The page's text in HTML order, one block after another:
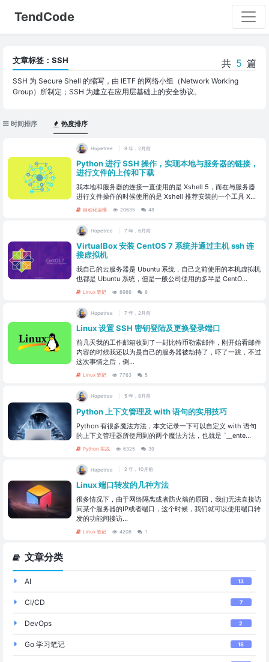
TendCode
共 5 篇
文章标签：SSH
SSH 为 Secure Shell 的缩写，由 IETF 的网络小组（Network Working
Group）所制定；SSH 为建立在应用层基础上的安全协议。
时间排序 热度排序
Hopetree 8 年，2月前
Python 进行 SSH 操作，实现本地与服务器的链接，
进行文件的上传和下载
我本地和服务器的连接一直使用的是 Xshell 5，而在与服务器
进行文件操作的时候使用的是 Xshell 推荐安装的一个工具 X...
自动化运维 20635 48
Hopetree 7 年，6月前
VirtualBox 安装 CentOS 7 系统并通过主机 ssh 连
接虚拟机
我自己的云服务器是 Ubuntu 系统，自己之前使用的本机虚拟机
也都是 Ubuntu 系统，但是一般公司使用的多半是 CentO...
Linux 笔记 8986 6
Hopetree 7 年，2月前
Linux 设置 SSH 密钥登陆及更换登录端口
前几天我的工作邮箱收到了一封比特币勒索邮件，刚开始看邮件
内容的时候我还以为是自己的服务器被劫持了，吓了一跳，不过
这次事情之后，倒...
Linux 笔记 7763 5
Hopetree 5 年，8月前
Python 上下文管理及 with 语句的实用技巧
Python 有很多魔法方法，本文记录一下可以自定义 with 语句
的上下文管理器所使用到的两个魔法方法，也就是 `__ente...
Python 实战 6325 39
Hopetree 2 年，10月前
Linux 端口转发的几种方法
很多情况下，由于网络隔离或者防火墙的原因，我们无法直接访
问某个服务器的IP或者端口，这个时候，我们就可以使用端口转
发的功能间接访...
Linux 笔记 4208 1
文章分类
AI 13
CI/CD 7
DevOps 2
Go 学习笔记 15